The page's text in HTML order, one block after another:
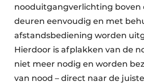
nooduitgangverlichting boven
deuren eenvoudig en met
afstandsbediening worden
Hierdoor is afplakken van de
niet meer nodig en worden
van nood – direct naar de